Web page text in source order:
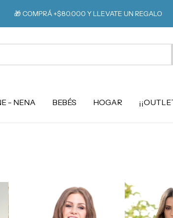
+$80.000 Y LLEVATE UN REGALO ⚡️ EXTRA
- NENA BEBÉS HOGAR